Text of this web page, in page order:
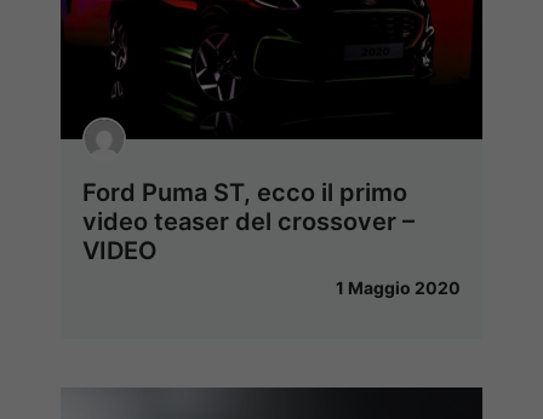
Ford Puma ST, ecco il primo
video teaser del crossover –
VIDEO
1 Maggio 2020